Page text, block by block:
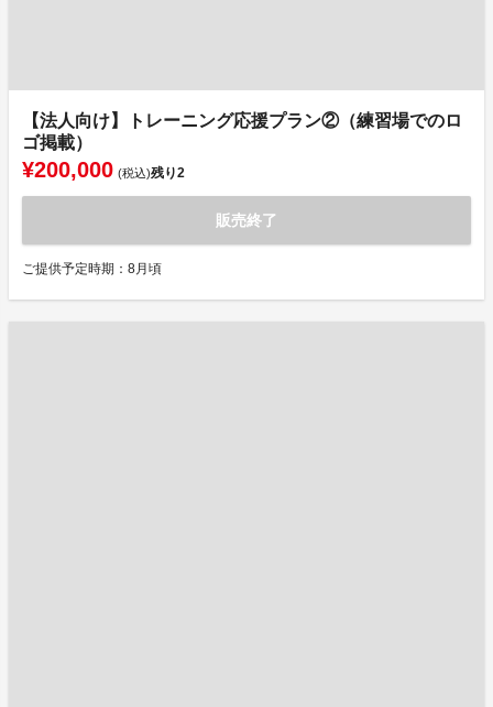
【法人向け】トレーニング応援プラン②（練習場でのロ
ゴ掲載）
¥200,000 (税込)残り2
販売終了
ご提供予定時期：8月頃